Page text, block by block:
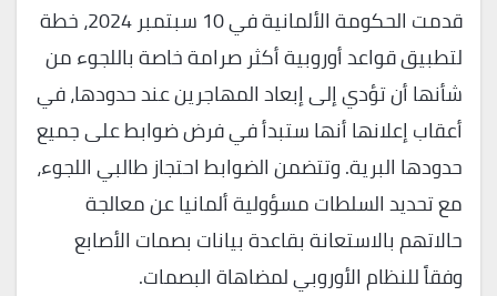
قدمت الحكومة الألمانية في 10 سبتمبر 2024، خطة
لتطبيق قواعد أوروبية أكثر صرامة خاصة باللجوء من
شأنها أن تؤدي إلى إبعاد المهاجرين عند حدودها، في
أعقاب إعلانها أنها ستبدأ في فرض ضوابط على جميع
حدودها البرية. وتتضمن الضوابط احتجاز طالبي اللجوء،
مع تحديد السلطات مسؤولية ألمانيا عن معالجة
حالاتهم بالاستعانة بقاعدة بيانات بصمات الأصابع
وفقاً للنظام الأوروبي لمضاهاة البصمات.